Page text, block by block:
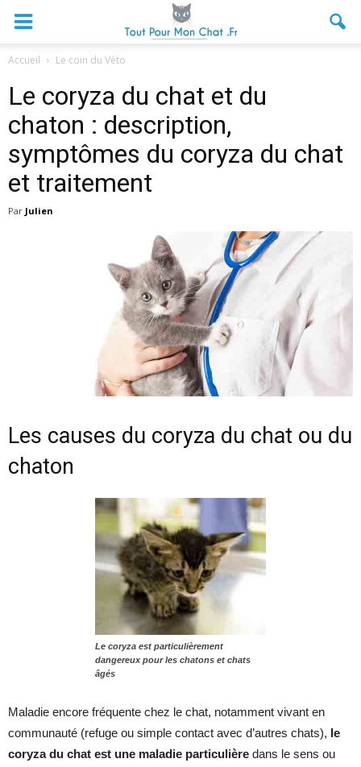
Accueil Le coin du Véto
Le coryza du chat et du
chaton : description,
symptômes du coryza du chat
et traitement
Par Julien
Les causes du coryza du chat ou du
chaton
Le coryza est particulièrement
dangereux pour les chatons et chats
âgés
Maladie encore fréquente chez le chat, notamment vivant en
communauté (refuge ou simple contact avec d’autres chats), le
coryza du chat est une maladie particulière dans le sens ou